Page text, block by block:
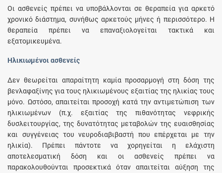
Οι ασθενείς πρέπει να υποβάλλονται σε θεραπεία για αρκετό
χρονικό διάστημα, συνήθως αρκετούς μήνες ή περισσότερο. Η
θεραπεία πρέπει να επαναξιολογείται τακτικά και
εξατομικευμένα.
Ηλικιωμένοι ασθενείς
Δεν θεωρείται απαραίτητη καμία προσαρμογή στη δόση της
βενλαφαξίνης για τους ηλικιωμένους εξαιτίας της ηλικίας τους
μόνο. Ωστόσο, απαιτείται προσοχή κατά την αντιμετώπιση των
ηλικιωμένων (π.χ. εξαιτίας της πιθανότητας νεφρικής
δυσλειτουργίας, της δυνατότητας μεταβολών της ευαισθησίας
και συγγένειας του νευροδιαβιβαστή που επέρχεται με την
ηλικία). Πρέπει πάντοτε να χορηγείται η ελάχιστη
αποτελεσματική δόση και οι ασθενείς πρέπει να
παρακολουθούνται προσεκτικά όταν απαιτείται αύξηση της